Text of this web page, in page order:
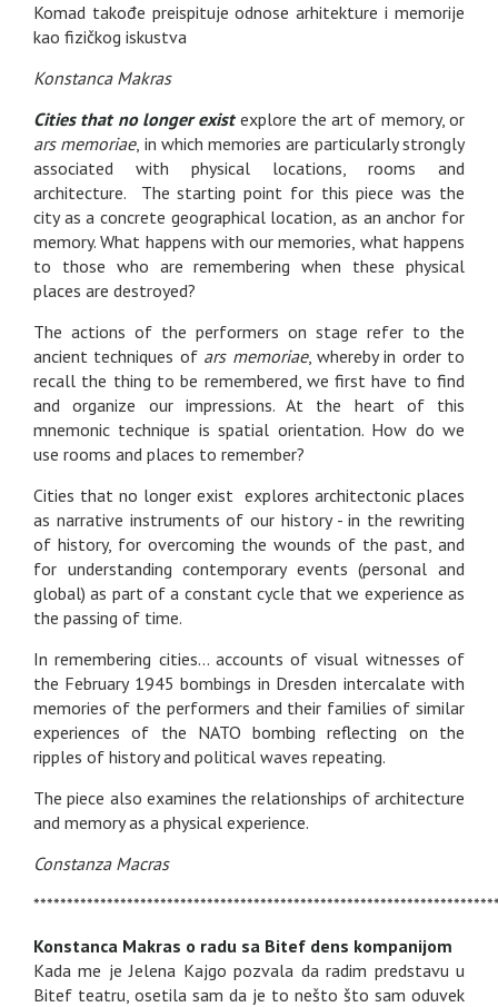
Komad takođe preispituje odnose arhitekture i memorije
kao fizičkog iskustva
Konstanca Makras
Cities that no longer existexplore the art of memory, or
ars memoriae, in which memories are particularly strongly
associated with physical locations, rooms and
architecture. The starting point for this piece was the
city as a concrete geographical location, as an anchor for
memory. What happens with our memories, what happens
to those who are remembering when these physical
places are destroyed?
The actions of the performers on stage refer to the
ancient techniques of ars memoriae, whereby in order to
recall the thing to be remembered, we first have to find
and organize our impressions. At the heart of this
mnemonic technique is spatial orientation. How do we
use rooms and places to remember?
Cities that no longer exist explores architectonic places
as narrative instruments of our history - in the rewriting
of history, for overcoming the wounds of the past, and
for understanding contemporary events (personal and
global) as part of a constant cycle that we experience as
the passing of time.
In remembering cities… accounts of visual witnesses of
the February 1945 bombings in Dresden intercalate with
memories of the performers and their families of similar
experiences of the NATO bombing reflecting on the
ripples of history and political waves repeating.
The piece also examines the relationships of architecture
and memory as a physical experience.
Constanza Macras
Konstanca Makras o radu sa Bitef dens kompanijom
Kada me je Jelena Kajgo pozvala da radim predstavu u
Bitef teatru, osetila sam da je to nešto što sam oduvek